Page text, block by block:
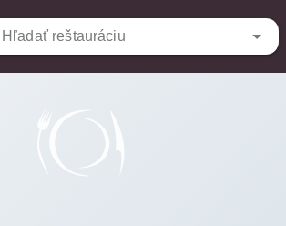
Hľadať reštauráciu
Hostinec U Čierneho Psa